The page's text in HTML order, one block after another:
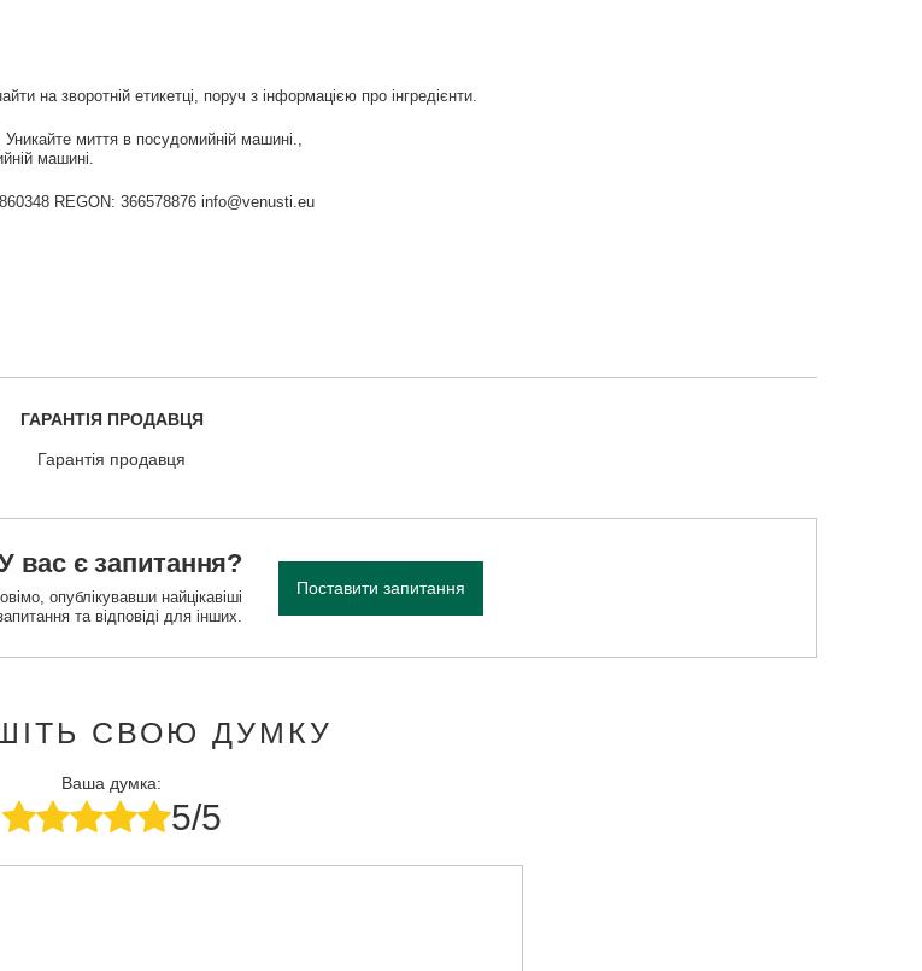
на зворотній етикетці, поруч з інформацією про інгредієнти.
миття в посудомийній машині.
машині.
REGON: 366578876 info@venusti.eu
ГАРАНТІЯ ПРОДАВЦЯ
Гарантія продавця
вас є запитання?
опублікувавши найцікавіші
та відповіді для інших.
Поставити запитання
СВОЮ ДУМКУ
Ваша думка:
5/5